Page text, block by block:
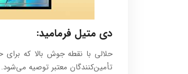
دی متیل فرمامید:
حلالی با نقطه جوش بالا که
تأمین‌کنندگان معتبر توصیه می‌شود.